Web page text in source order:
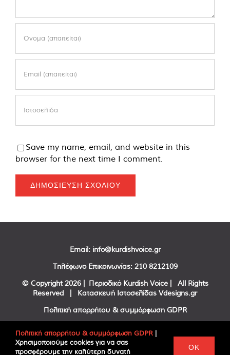
Save my name, email, and website in this
browser for the next time I comment.
Email: info@kurdishvoice.gr
Τηλέφωνο Επικοινωνίας: 210 8212109
© Copyright 2026 | Περιοδικό Kurdish Voice | All Rights
Reserved | Κατασκευή Ιστοσελίδας Vdesigns.gr
Πολιτική απορρήτου & συμμόρφωση GDPR
FacebookTwitter
Πολιτική απορρήτου & συμμόρφωση GDPR |
Χρησιμοποιούμε cookies για να σας
προσφέρουμε την καλύτερη δυνατή
OK